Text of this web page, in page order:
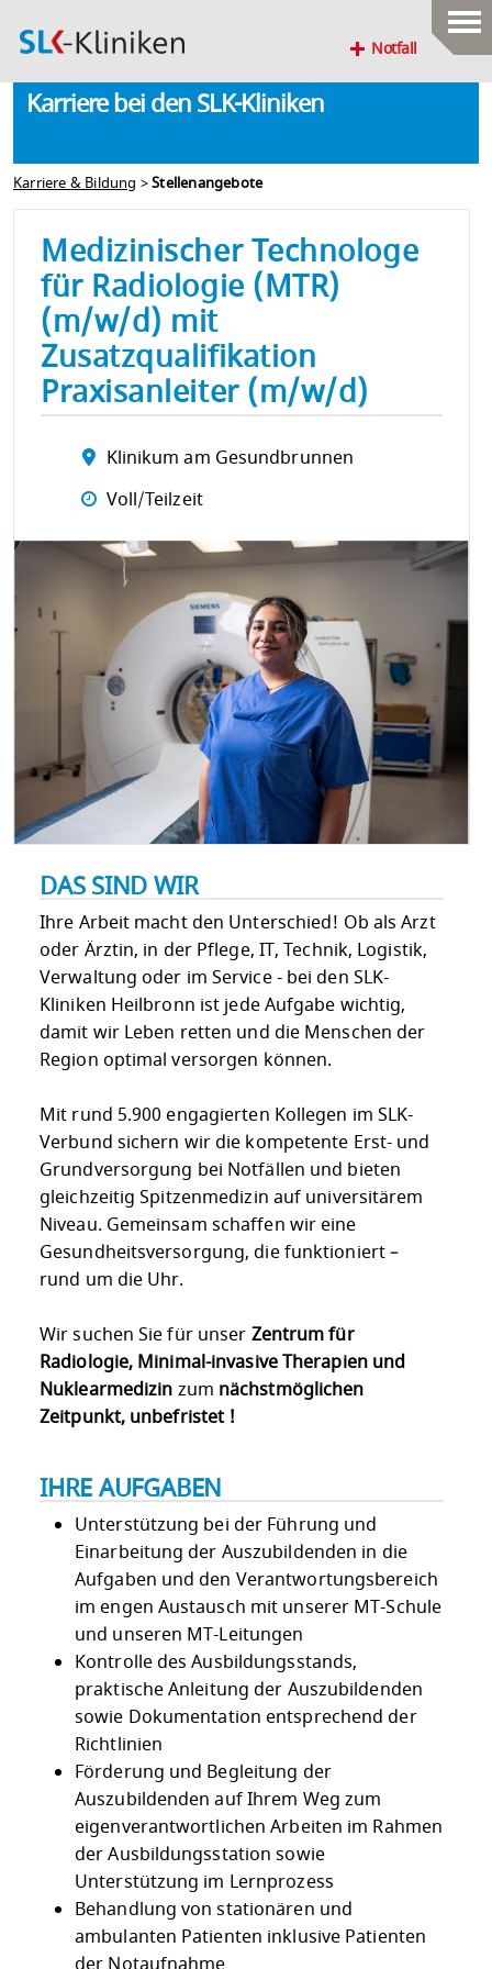
Notfall
Karriere bei den SLK-Kliniken
Karriere & Bildung >Stellenangebote
Medizinischer Technologe
für Radiologie (MTR)
(m/w/d) mit
Zusatzqualifikation
Praxisanleiter (m/w/d)
Klinikum am Gesundbrunnen
Voll/Teilzeit
DAS SIND WIR
Ihre Arbeit macht den Unterschied! Ob als Arzt
oder Ärztin, in der Pflege, IT, Technik, Logistik,
Verwaltung oder im Service - bei den SLK-
Kliniken Heilbronn ist jede Aufgabe wichtig,
damit wir Leben retten und die Menschen der
Region optimal versorgen können.
Mit rund 5.900 engagierten Kollegen im SLK-
Verbund sichern wir die kompetente Erst- und
Grundversorgung bei Notfällen und bieten
gleichzeitig Spitzenmedizin auf universitärem
Niveau. Gemeinsam schaffen wir eine
Gesundheitsversorgung, die funktioniert –
rund um die Uhr.
Wir suchen Sie für unser Zentrum für
Radiologie, Minimal-invasive Therapien und
Nuklearmedizin zum nächstmöglichen
Zeitpunkt, unbefristet !
IHRE AUFGABEN
Unterstützung bei der Führung und
Einarbeitung der Auszubildenden in die
Aufgaben und den Verantwortungsbereich
im engen Austausch mit unserer MT-Schule
und unseren MT-Leitungen
Kontrolle des Ausbildungsstands,
praktische Anleitung der Auszubildenden
sowie Dokumentation entsprechend der
Richtlinien
Förderung und Begleitung der
Auszubildenden auf Ihrem Weg zum
eigenverantwortlichen Arbeiten im Rahmen
der Ausbildungsstation sowie
Unterstützung im Lernprozess
Behandlung von stationären und
ambulanten Patienten inklusive Patienten